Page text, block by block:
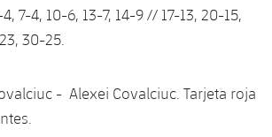
7-4, 10-6, 13-7, 14-9 // 17-13, 20-15,
30-25.
- Alexei Covalciuc. Tarjeta roja